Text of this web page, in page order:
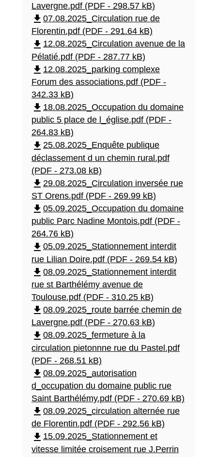
Lavergne.pdf (PDF - 298.57 kB)
file_download 07.08.2025_Circulation rue de
Florentin.pdf (PDF - 291.64 kB)
file_download 12.08.2025_Circulation avenue de la
Pélatié.pdf (PDF - 287.77 kB)
file_download 12.08.2025_parking complexe
Forum des associations.pdf (PDF -
342.33 kB)
file_download 18.08.2025_Occupation du domaine
public 5 place de l_église.pdf (PDF -
264.83 kB)
file_download 25.08.2025_Enquête publique
déclassement d un chemin rural.pdf
(PDF - 273.08 kB)
file_download 29.08.2025_Circulation inversée rue
ST Orens.pdf (PDF - 269.99 kB)
file_download 05.09.2025_Occupation du domaine
public Parc Nadine Montois.pdf (PDF -
264.76 kB)
file_download 05.09.2025_Stationnement interdit
rue Lilian Doire.pdf (PDF - 269.54 kB)
file_download 08.09.2025_Stationnement interdit
rue st Barthélémy avenue de
Toulouse.pdf (PDF - 310.25 kB)
file_download 08.09.2025_route barrée chemin de
Lavergne.pdf (PDF - 270.63 kB)
file_download 08.09.2025_fermeture à la
circulation pietonnne rue du Pastel.pdf
(PDF - 268.51 kB)
file_download 08.09.2025_autorisation
d_occupation du domaine public rue
Saint Barthélémy.pdf (PDF - 270.69 kB)
file_download 08.09.2025_circulation alternée rue
de Florentin.pdf (PDF - 292.56 kB)
file_download 15.09.2025_Stationnement et
vitesse limitée croisement rue J.Perrin